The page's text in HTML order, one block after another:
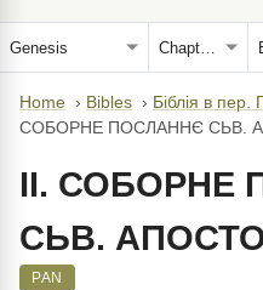
Home › Bibles › Біблія в
СОБОРНЕ ПОСЛАННЄ СЬВ.
II. СОБОРНЕ
СЬВ.
PAN